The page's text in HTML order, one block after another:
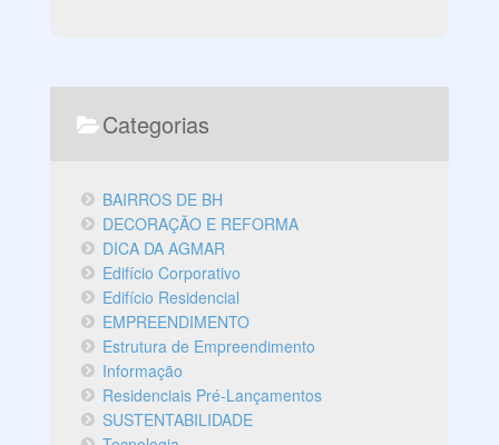
Categorias
BAIRROS DE BH
DECORAÇÃO E REFORMA
DICA DA AGMAR
Edifício Corporativo
Edifício Residencial
EMPREENDIMENTO
Estrutura de Empreendimento
Informação
Residenciais Pré-Lançamentos
SUSTENTABILIDADE